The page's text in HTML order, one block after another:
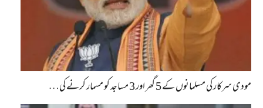
مودی سرکار کی مسلمانوں کے 5 گھر اور 3 مساجد کو مسمار کرنے کی…